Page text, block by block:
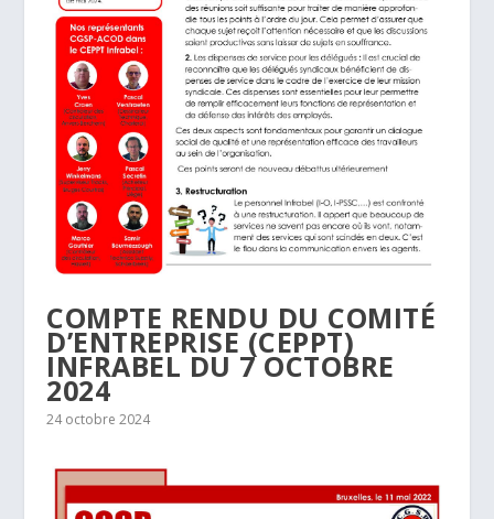
COMPTE RENDU DU COMITÉ
D’ENTREPRISE (CEPPT)
INFRABEL DU 7 OCTOBRE
2024
24 octobre 2024